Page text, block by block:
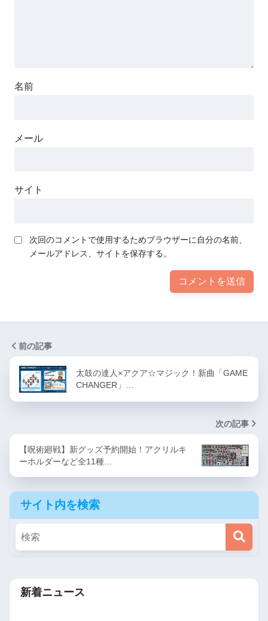
名前
メール
サイト
次回のコメントで使用するためブラウザーに自分の名前、
メールアドレス、サイトを保存する。
前の記事
太鼓の達人×アクア☆マジック！新曲「GAME
CHANGER」…
次の記事
【呪術廻戦】新グッズ予約開始！アクリルキ
ーホルダーなど全11種…
サイト内を検索
新着ニュース